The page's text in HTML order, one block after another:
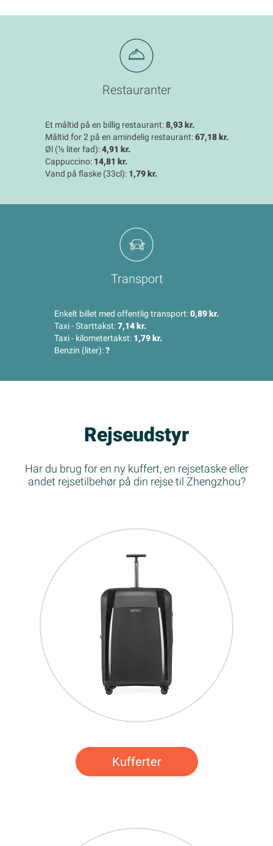
Restauranter
Et måltid på en billig restaurant:8,93 kr.
Måltid for 2 på en amindelig restaurant:67,18 kr.
Øl (½ liter fad):4,91 kr.
Cappuccino: 14,81 kr.
Vand på flaske (33cl): 1,79 kr.
Transport
Enkelt billet med offentlig transport:0,89 kr.
Taxi - Starttakst:7,14 kr.
Taxi - kilometertakst: 1,79 kr.
Benzin (liter):?
Rejseudstyr
Har du brug for en ny kuffert, en rejsetaske eller
andet rejsetilbehør på din rejse til Zhengzhou?
Kufferter